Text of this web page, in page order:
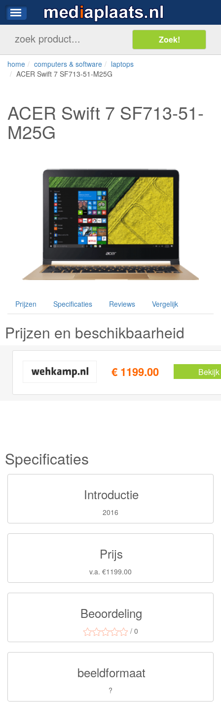
home computers & software
laptops
ACER Swift 7 SF713-51-M25G
ACER Swift 7 SF713-51-
M25G
Prijzen Specificaties Reviews Vergelijk
Prijzen en beschikbaarheid
€ 1199.00
Specificaties
Introductie
2016
Prijs
v.a. €1199.00
Beoordeling
/ 0
beeldformaat
?